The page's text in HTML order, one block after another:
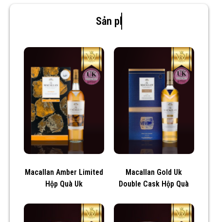
Sản phẩm mới
Macallan Amber Limited
Hộp Quà Uk
Macallan Gold Uk
Double Cask Hộp Quà